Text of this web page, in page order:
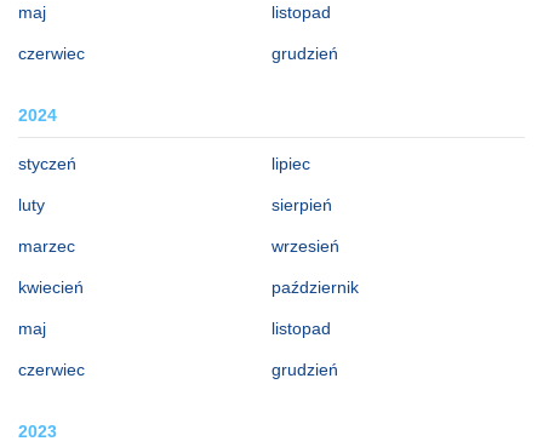
maj
czerwiec
listopad
grudzień
2024
styczeń
luty
marzec
kwiecień
maj
czerwiec
lipiec
sierpień
wrzesień
październik
listopad
grudzień
2023